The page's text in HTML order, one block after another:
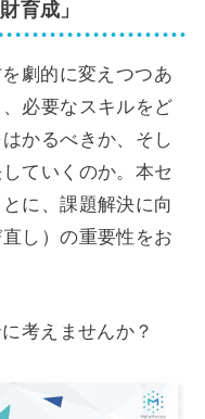
育成」
劇的に変えつつあ
必要なスキルをど
かるべきか、そし
ていくのか。本セ
に、課題解決に向
し）の重要性をお
考えませんか？